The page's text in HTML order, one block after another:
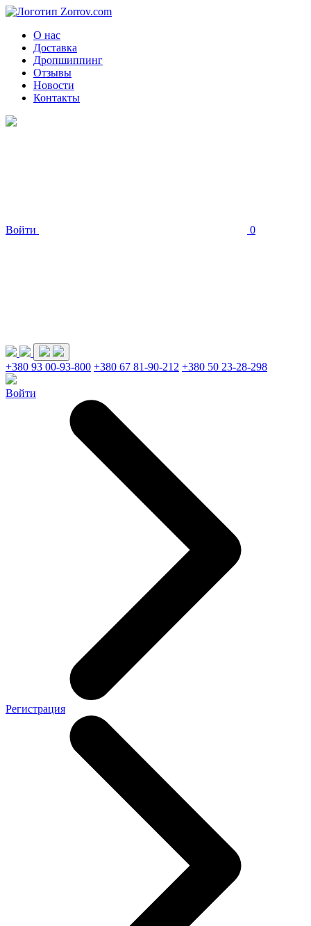
О нас
Доставка
Дропшиппинг
Отзывы
Новости
Контакты
Войти 0
+380 93 00-93-800 +380 67 81-90-212 +380 50 23-28-298
Войти
Регистрация